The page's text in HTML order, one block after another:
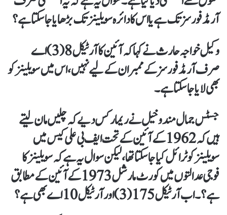
آرمڈ فورسز تک ہے یا اس کا دائرہ سویلینز تک بڑھایا جا سکتا ہے؟
وکیل خواجہ حارث نے کہاکہ آئین کا آرٹیکل 8(3) اے
صرف آرمڈ فورسز کے ممبران کےلیے نہیں،اس میں سویلینز کو
بھی لایا جا سکتا ہے۔
جسٹس جمال مندوخیل نے ریمارکس دیےکہ چلیں مان لیتے
ہیں کہ 1962 کے آئین کے تحت ایف بی علی کیس میں
سویلینز کو ٹرائل کیا جا سکتا تھا،لیکن سوال یہ ہےکہ سویلینز کا
فوجی عدالتوں میں کورٹ مارشل 1973 کے آئین کے مطابق
ہے؟۔اب آرٹیکل 175(3) اور آرٹیکل 10 اےبھی ہے ؟